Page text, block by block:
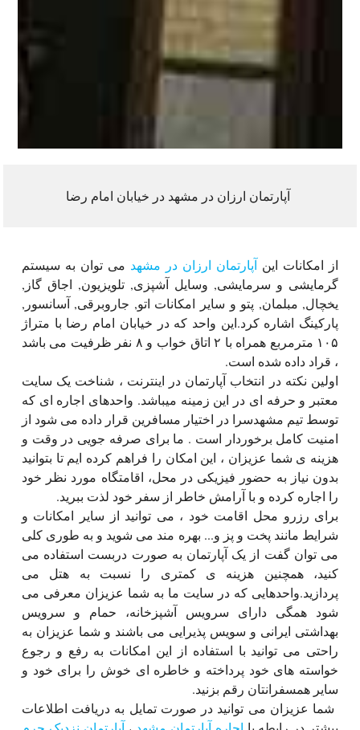
آپارتمان ارزان در مشهد در خیابان امام رضا
از امکانات این آپارتمان ارزان در مشهد می توان به سیستم
گرمایشی و سرمایشی, وسایل آشپزی, تلویزیون, اجاق گاز,
یخچال, مبلمان, پتو و سایر امکانات اتو, جاروبرقی, آسانسور,
پارکینگ اشاره کرد.این واحد که در خیابان امام رضا با متراژ
۱۰۵ مترمربع همراه با ۲ اتاق خواب و ۸ نفر ظرفیت می باشد
، قراد داده شده است.
اولین نکته در انتخاب آپارتمان در اینترنت ، شناخت یک سایت
معتبر و حرفه ای در این زمینه میباشد. واحدهای اجاره ای که
توسط تیم مشهدسرا در اختیار مسافرین قرار داده می شود از
امنیت کامل برخوردار است . ما برای صرفه جویی در وقت و
هزینه ی شما عزیزان ، این امکان را فراهم کرده ایم تا بتوانید
بدون نیاز به حضور فیزیکی در محل، اقامتگاه مورد نظر خود
را اجاره کرده و با آرامش خاطر از سفر خود لذت ببرید.
برای رزرو محل اقامت خود ، می توانید از سایر امکانات و
شرایط مانند پخت و پز و... بهره مند می شوید و به طوری کلی
می توان گفت از یک آپارتمان به صورت دربست استفاده می
کنید، همچنین هزینه ی کمتری را نسبت به هتل می
پردازید.واحدهایی که در سایت ما به شما عزیزان معرفی می
شود همگی دارای سرویس آشپزخانه، حمام و سرویس
بهداشتی ایرانی و سویس پذیرایی می باشند و شما عزیزان به
راحتی می توانید با استفاده از این امکانات به رفع و رجوع
خواسته های خود پرداخته و خاطره ای خوش را برای خود و
سایر همسفرانتان رقم بزنید.
شما عزیزان می توانید در صورت تمایل به دریافت اطلاعات